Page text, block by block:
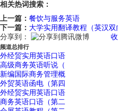
相关热词搜索：
上一篇： 餐饮与服务英语
下一篇： 大学实用翻译教程（英汉双
分享到：
频道总排行
外经贸实用英语口语
高级商务英语听说（
新编国际商务管理概
外贸英语函电（第四
外经贸实用英语口语
商务英语口语（第二